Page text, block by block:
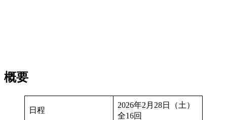
概要
日程
2026年2月28日（土）
全16回